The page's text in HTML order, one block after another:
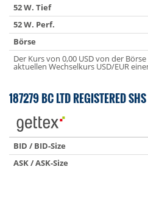
52 W. Tief
52 W. Perf.
Börse
Der Kurs von 0,00 USD von der
aktuellen Wechselkurs USD/EUR
187279 BC LTD REGISTERED
BID / BID-Size
ASK / ASK-Size